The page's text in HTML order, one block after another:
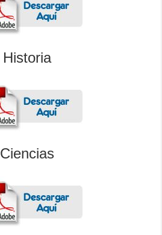
Historia
Ciencias